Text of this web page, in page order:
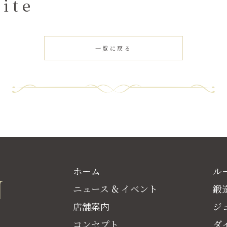
一覧に戻る
ホーム
ニュース & イベント
店舗案内
コンセプト
ル
鍛
ジ
ダ